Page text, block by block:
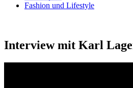
Fashion und Lifestyle
Interview mit Karl